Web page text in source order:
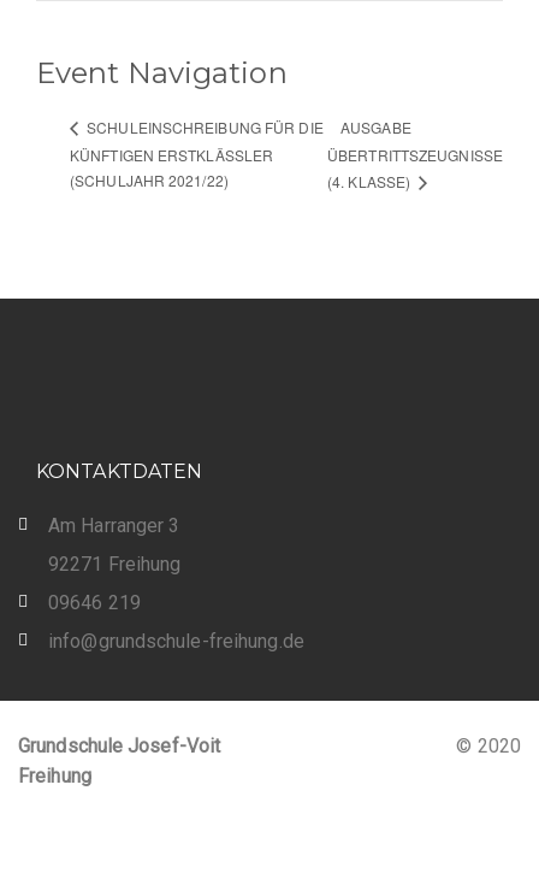
Event Navigation
SCHULEINSCHREIBUNG FÜR DIE
KÜNFTIGEN ERSTKLÄSSLER
(SCHULJAHR 2021/22)
AUSGABE
ÜBERTRITTSZEUGNISSE
(4. KLASSE)
KONTAKTDATEN
Am Harranger 3
92271 Freihung
09646 219
info@grundschule-freihung.de
Grundschule Josef-Voit
Freihung
© 2020